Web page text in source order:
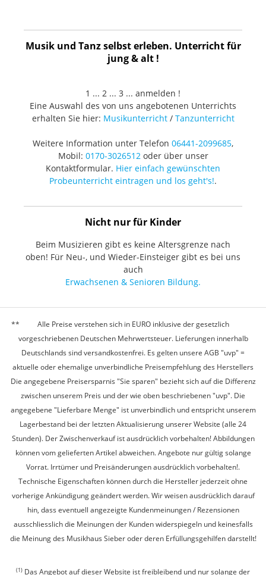
Musik und Tanz selbst erleben. Unterricht für
jung & alt !
1 ... 2 ... 3 ... anmelden !
Eine Auswahl des von uns angebotenen Unterrichts
erhalten Sie hier: Musikunterricht/ Tanzunterricht
Weitere Information unter Telefon 06441-2099685,
Mobil: 0170-3026512oder über unser
Kontaktformular. Hier einfach gewünschten
Probeunterricht eintragen und los geht's!.
Nicht nur für Kinder
Beim Musizieren gibt es keine Altersgrenze nach
oben! Für Neu-, und Wieder-Einsteiger gibt es bei uns
auch
Erwachsenen & Senioren Bildung.
Alle Preise verstehen sich in EURO inklusive der gesetzlich
vorgeschriebenen Deutschen Mehrwertsteuer. Lieferungen innerhalb
Deutschlands sind versandkostenfrei. Es gelten unsere AGB "uvp" =
aktuelle oder ehemalige unverbindliche Preisempfehlung des Herstellers
Die angegebene Preisersparnis "Sie sparen" bezieht sich auf die Differenz
zwischen unserem Preis und der wie oben beschriebenen "uvp". Die
angegebene "Lieferbare Menge" ist unverbindlich und entspricht unserem
Lagerbestand bei der letzten Aktualisierung unserer Website (alle 24
Stunden). Der Zwischenverkauf ist ausdrücklich vorbehalten! Abbildungen
können vom gelieferten Artikel abweichen. Angebote nur gültig solange
Vorrat. Irrtümer und Preisänderungen ausdrücklich vorbehalten!.
Technische Eigenschaften können durch die Hersteller jederzeit ohne
vorherige Ankündigung geändert werden. Wir weisen ausdrücklich darauf
hin, dass eventuell angezeigte Kundenmeinungen / Rezensionen
ausschliesslich die Meinungen der Kunden widerspiegeln und keinesfalls
die Meinung des Musikhaus Sieber oder deren Erfüllungsgehilfen darstellt!
(1) Das Angebot auf dieser Website ist freibleibend und nur solange der